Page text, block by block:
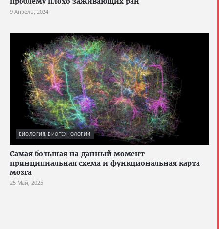
9 Апрель, 2024
БИОЛОГИЯ, БИОТЕХНОЛОГИИ
Cамая большая на данный момент
принципиальная схема и функциональная карта
мозга
25 Май, 2025